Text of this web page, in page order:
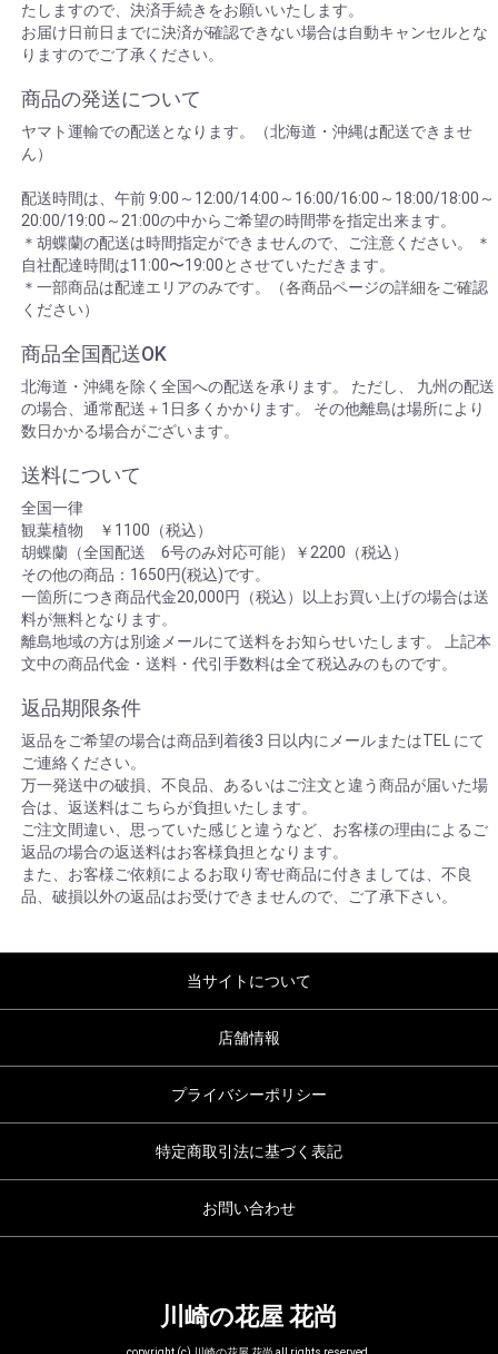
たしますので、決済手続きをお願いいたします。
お届け日前日までに決済が確認できない場合は自動キャンセルとな
りますのでご了承ください。
商品の発送について
ヤマト運輸での配送となります。（北海道・沖縄は配送できませ
ん）
配送時間は、午前 9:00～12:00/14:00～16:00/16:00～18:00/18:00～
20:00/19:00～21:00の中からご希望の時間帯を指定出来ます。
＊胡蝶蘭の配送は時間指定ができませんので、ご注意ください。 ＊
自社配達時間は11:00〜19:00とさせていただきます。
＊一部商品は配達エリアのみです。（各商品ページの詳細をご確認
ください）
商品全国配送OK
北海道・沖縄を除く全国への配送を承ります。 ただし、 九州の配送
の場合、通常配送＋1日多くかかります。 その他離島は場所により
数日かかる場合がございます。
送料について
全国一律
観葉植物 ￥1100（税込）
胡蝶蘭（全国配送 6号のみ対応可能）￥2200（税込）
その他の商品：1650円(税込)です。
一箇所につき商品代金20,000円（税込）以上お買い上げの場合は送
料が無料となります。
離島地域の方は別途メールにて送料をお知らせいたします。 上記本
文中の商品代金・送料・代引手数料は全て税込みのものです。
返品期限条件
返品をご希望の場合は商品到着後3 日以内にメールまたはTEL にて
ご連絡ください。
万一発送中の破損、不良品、あるいはご注文と違う商品が届いた場
合は、返送料はこちらが負担いたします。
ご注文間違い、思っていた感じと違うなど、お客様の理由によるご
返品の場合の返送料はお客様負担となります。
また、お客様ご依頼によるお取り寄せ商品に付きましては、不良
品、破損以外の返品はお受けできませんので、ご了承下さい。
当サイトについて
店舗情報
プライバシーポリシー
特定商取引法に基づく表記
お問い合わせ
川崎の花屋 花尚